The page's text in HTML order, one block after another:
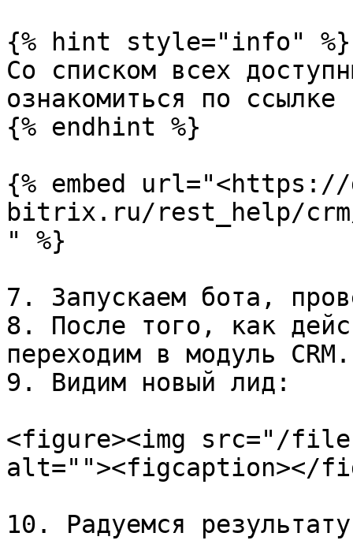
{% hint style="info" %}
Со списком всех
ознакомиться по
{% endhint %}
{% embed
bitrix.ru/rest_help/
" %}
7. Запускаем бота,
8. После того, как
переходим в модуль CRM.
9. Видим новый лид:
<figure><img src="/files/
alt=""><figcaption></
10. Радуемся